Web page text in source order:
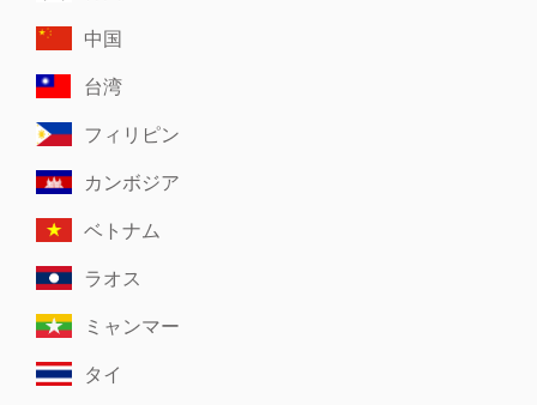
中国
台湾
フィリピン
カンボジア
ベトナム
ラオス
ミャンマー
タイ